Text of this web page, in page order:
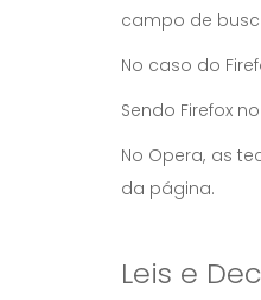
campo de
No caso do
Sendo Firefox
No Opera, as
da página.
Leis e